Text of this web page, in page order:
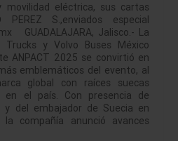
movilidad eléctrica, sus cartas
S.,enviados especial
GUADALAJARA, Jalisco.- La
Trucks y Volvo Buses México
ANPACT 2025 se convirtió en
emblemáticos del evento, al
global con raíces suecas
en el país. Con presencia de
del embajador de Suecia en
la compañía anunció avances